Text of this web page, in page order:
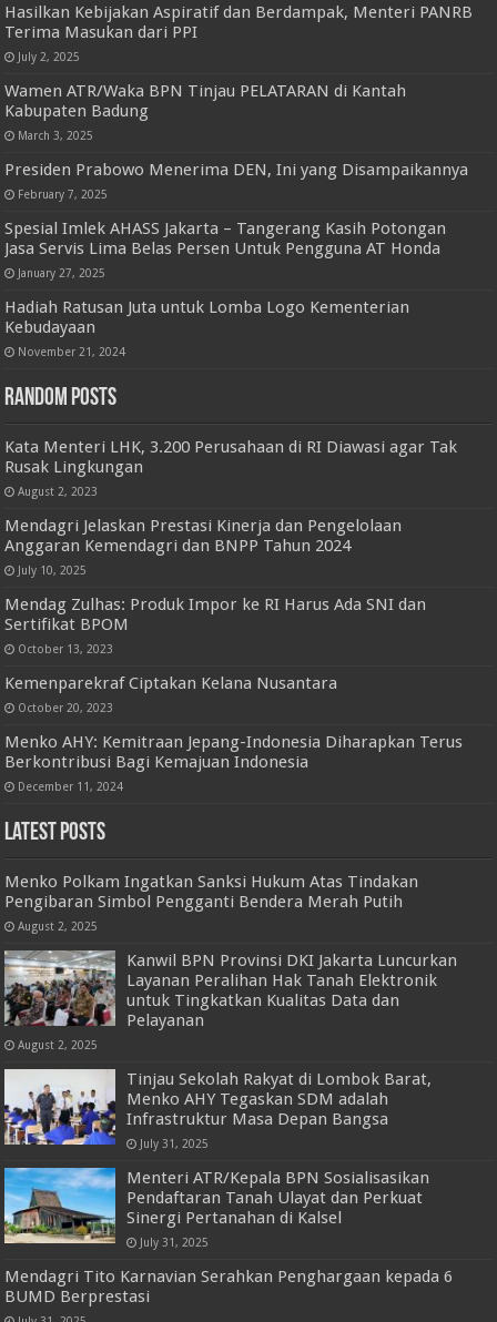
Hasilkan Kebijakan Aspiratif dan Berdampak, Menteri PANRB
Terima Masukan dari PPI
July 2, 2025
Wamen ATR/Waka BPN Tinjau PELATARAN di Kantah
Kabupaten Badung
March 3, 2025
Presiden Prabowo Menerima DEN, Ini yang Disampaikannya
February 7, 2025
Spesial Imlek AHASS Jakarta – Tangerang Kasih Potongan
Jasa Servis Lima Belas Persen Untuk Pengguna AT Honda
January 27, 2025
Hadiah Ratusan Juta untuk Lomba Logo Kementerian
Kebudayaan
November 21, 2024
Random Posts
Kata Menteri LHK, 3.200 Perusahaan di RI Diawasi agar Tak
Rusak Lingkungan
August 2, 2023
Mendagri Jelaskan Prestasi Kinerja dan Pengelolaan
Anggaran Kemendagri dan BNPP Tahun 2024
July 10, 2025
Mendag Zulhas: Produk Impor ke RI Harus Ada SNI dan
Sertifikat BPOM
October 13, 2023
Kemenparekraf Ciptakan Kelana Nusantara
October 20, 2023
Menko AHY: Kemitraan Jepang-Indonesia Diharapkan Terus
Berkontribusi Bagi Kemajuan Indonesia
December 11, 2024
Latest Posts
Menko Polkam Ingatkan Sanksi Hukum Atas Tindakan
Pengibaran Simbol Pengganti Bendera Merah Putih
August 2, 2025
Kanwil BPN Provinsi DKI Jakarta Luncurkan
Layanan Peralihan Hak Tanah Elektronik
untuk Tingkatkan Kualitas Data dan
Pelayanan
August 2, 2025
Tinjau Sekolah Rakyat di Lombok Barat,
Menko AHY Tegaskan SDM adalah
Infrastruktur Masa Depan Bangsa
July 31, 2025
Menteri ATR/Kepala BPN Sosialisasikan
Pendaftaran Tanah Ulayat dan Perkuat
Sinergi Pertanahan di Kalsel
July 31, 2025
Mendagri Tito Karnavian Serahkan Penghargaan kepada 6
BUMD Berprestasi